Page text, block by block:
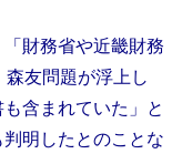
財務省や近畿財務
友問題が浮上し
含まれていた」と
明したとのことな